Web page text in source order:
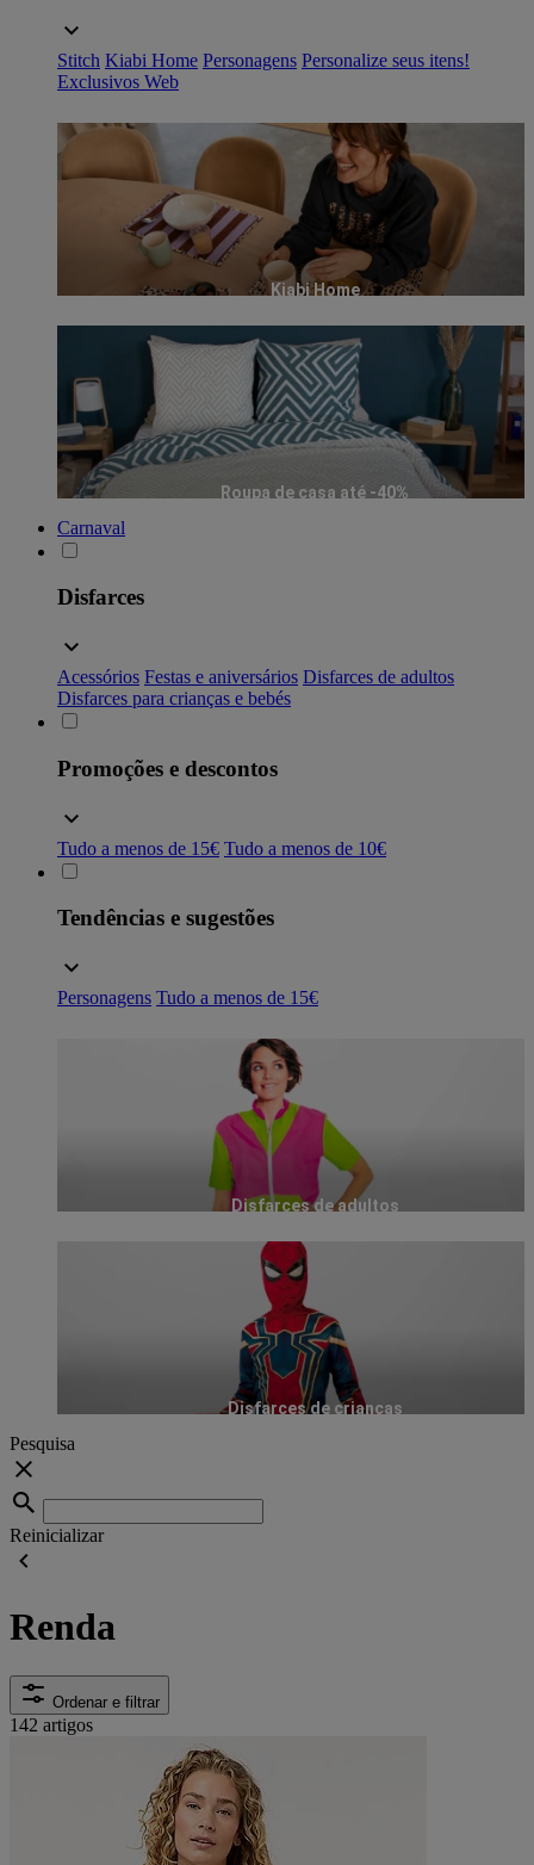
Stitch Kiabi Home Personagens Personalize seus itens!
Exclusivos Web
Kiabi Home
Roupa de casa até -40%
Carnaval
Disfarces
Acessórios Festas e aniversários Disfarces de adultos
Disfarces para crianças e bebés
Promoções e descontos
Tudo a menos de 15€ Tudo a menos de 10€
Tendências e sugestões
Personagens Tudo a menos de 15€
Disfarces de adultos
Disfarces de crianças
Pesquisa
Reinicializar
Renda
Ordenar e filtrar
142 artigos